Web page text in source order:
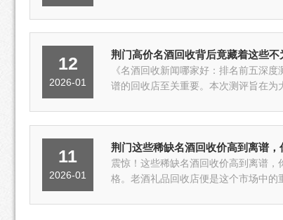
12
2026-01
荆门高价名酒回收背后竟藏着这些不
《名酒回收新闻哪家好：排名前五深
谱的回收店至关重要。本次测评旨在为
11
2026-01
荆门这些稀缺名酒回收价高到离谱，
震惊！这些稀缺名酒回收价高到离谱
格。老酒礼品回收店便是这个市场中的